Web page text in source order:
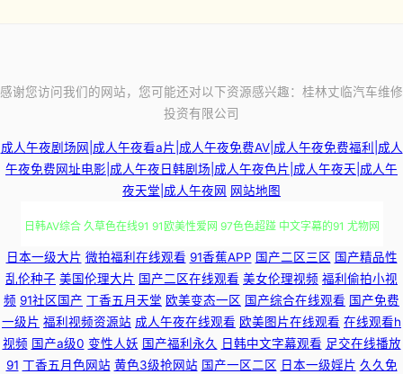
感谢您访问我们的网站，您可能还对以下资源感兴趣：桂林丈临汽车维修
投资有限公司
成人午夜剧场网|成人午夜看a片|成人午夜免费AV|成人午夜免费福利|成人
午夜免费网址电影|成人午夜日韩剧场|成人午夜色片|成人午夜天|成人午
夜天堂|成人午夜网 网站地图
视频 少妇91n 午夜剧场成人免费A片 影音先锋资源无人区 五月天婷婷社区 亚
洲福利电影 香蕉视频禁18 91白虎高潮 国产性爱不卡在线观看 大香蕉青草 丁
香五月桃花网网 香蕉视频网站 91色色网址 91熟女十分钟中文视频 91VA片
日本一级大片 微拍福利在线观看 91香蕉APP 国产二区三区 国产精品性
乱伦种子 美国伦理大片 国产二区在线观看 美女伦理视频 福利偷拍小视
频 91社区国产 丁香五月天堂 欧美变态一区 国产综合在线观看 国产免费
一级片 福利视频资源站 成人午夜在线观看 欧美图片在线观看 在线观看h
视频 国产a级0 变性人妖 国产福利永久 日韩中文字幕观看 足交在线播放
91 丁香五月色网站 黄色3级抢网站 国产一区二区 日本一级婬片 久久免